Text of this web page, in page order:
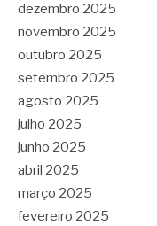
dezembro 2025
novembro 2025
outubro 2025
setembro 2025
agosto 2025
julho 2025
junho 2025
abril 2025
março 2025
fevereiro 2025